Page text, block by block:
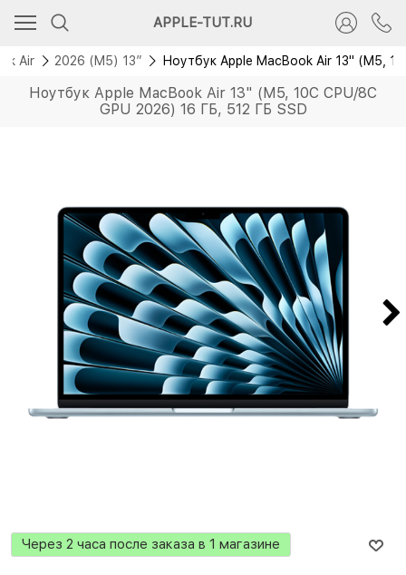
APPLE-TUT.RU
Air 2026 (M5) 13” Ноутбук Apple MacBook Air 13" (M5,
Ноутбук Apple MacBook Air 13" (M5, 10C CPU/8C
GPU 2026) 16 ГБ, 512 ГБ SSD
Новинка
Через 2 часа после заказа в 1 магазине